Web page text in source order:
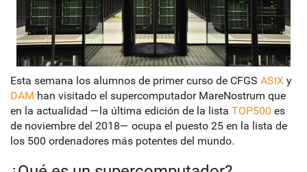
Esta semana los alumnos de primer curso de CFGS ASIX y
DAM han visitado el supercomputador MareNostrum que
en la actualidad —la última edición de la lista TOP500 es
de noviembre del 2018— ocupa el puesto 25 en la lista de
los 500 ordenadores más potentes del mundo.